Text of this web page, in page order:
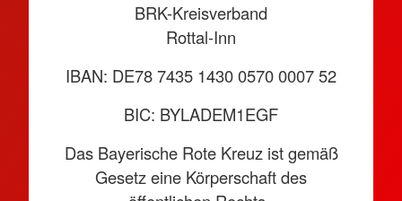
BRK-Kreisverband
Rottal-Inn
IBAN: DE78 7435 1430 0570 0007 52
BIC: BYLADEM1EGF
Das Bayerische Rote Kreuz ist gemäß
Gesetz eine Körperschaft des